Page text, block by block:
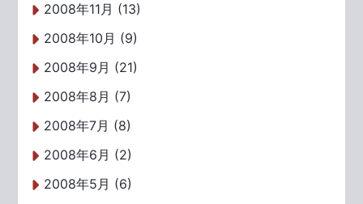
2008年11月 (13)
2008年10月 (9)
2008年9月 (21)
2008年8月 (7)
2008年7月 (8)
2008年6月 (2)
2008年5月 (6)